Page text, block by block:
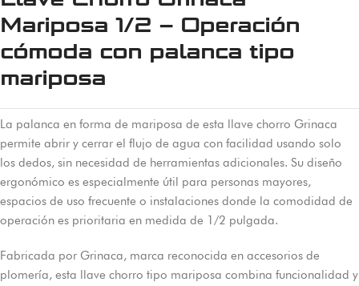
Mariposa 1/2 – Operación
cómoda con palanca tipo
mariposa
La palanca en forma de mariposa de esta llave chorro Grinaca
permite abrir y cerrar el flujo de agua con facilidad usando solo
los dedos, sin necesidad de herramientas adicionales. Su diseño
ergonómico es especialmente útil para personas mayores,
espacios de uso frecuente o instalaciones donde la comodidad de
operación es prioritaria en medida de 1/2 pulgada.
Fabricada por Grinaca, marca reconocida en accesorios de
plomería, esta llave chorro tipo mariposa combina funcionalidad y